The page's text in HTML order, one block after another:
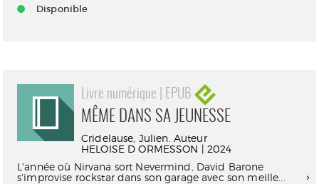
Disponible
Livre numérique | EPUB
MÊME DANS SA JEUNESSE
Cridelause, Julien. Auteur
HELOISE D ORMESSON | 2024
L'année où Nirvana sort Nevermind, David Barone
s'improvise rockstar dans son garage avec son meille...